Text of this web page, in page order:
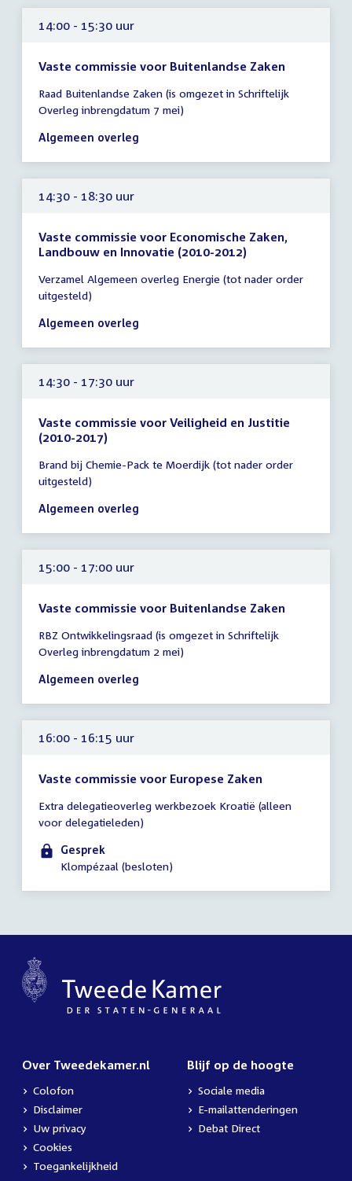
14:00 - 15:30 uur
Vaste commissie voor Buitenlandse Zaken
vergadering
14:00
-
uur
Raad Buitenlandse Zaken (is omgezet in Schriftelijk
Overleg inbrengdatum 7 mei)
Algemeen overleg
14:30 - 18:30 uur
Vaste commissie voor Economische Zaken,
Landbouw en Innovatie (2010-2012)
vergadering
14:30
-
uur
Verzamel Algemeen overleg Energie (tot nader order
uitgesteld)
Algemeen overleg
14:30 - 17:30 uur
Vaste commissie voor Veiligheid en Justitie
(2010-2017)
vergadering
14:30
-
uur
Brand bij Chemie-Pack te Moerdijk (tot nader order
uitgesteld)
Algemeen overleg
15:00 - 17:00 uur
Vaste commissie voor Buitenlandse Zaken
vergadering
15:00
-
uur
RBZ Ontwikkelingsraad (is omgezet in Schriftelijk
Overleg inbrengdatum 2 mei)
Algemeen overleg
16:00 - 16:15 uur
Vaste commissie voor Europese Zaken
vergadering
16:00
16:15
Extra delegatieoverleg werkbezoek Kroatië (alleen
voor delegatieleden)
Gesprek
Klompézaal (besloten)
Over Tweedekamer.nl
Colofon
Disclaimer
Uw privacy
Cookies
Toegankelijkheid
Blijf op de hoogte
Sociale media
E-mailattenderingen
Debat Direct